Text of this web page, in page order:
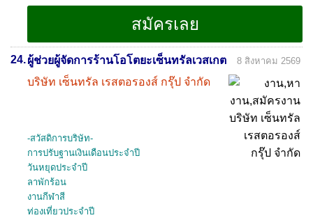
24.ผู้ช่วยผู้จัดการร้านโอโตยะเซ็นทรัลเวสเกต
บริษัท เซ็นทรัล เรสตอรองส์ กรุ๊ป จำกัด
8 สิงหาคม 2569
-สวัสดิการบริษัท-
การปรับฐานเงินเดือนประจำปี
วันหยุดประจำปี
ลาพักร้อน
งานกีฬาสี
ท่องเที่ยวประจำปี